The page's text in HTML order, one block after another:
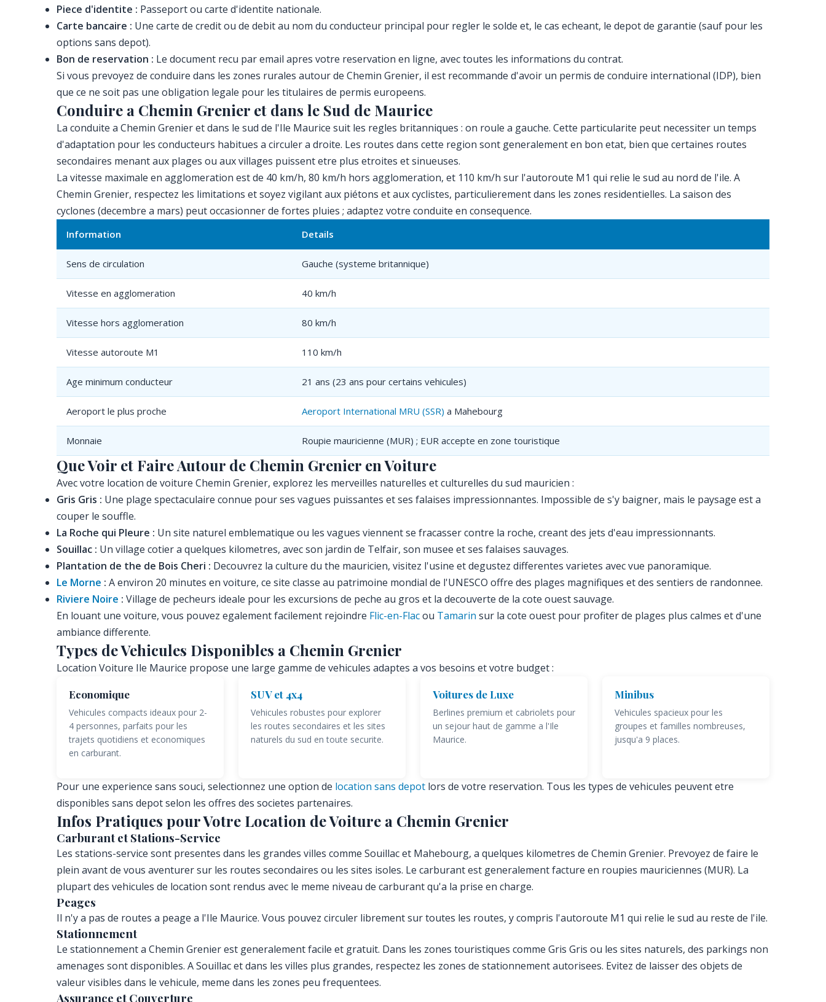
Piece d'identite : Passeport ou carte d'identite nationale.
Carte bancaire : Une carte de credit ou de debit au nom du conducteur principal pour regler le solde et, le cas echeant, le depot de garantie (sauf pour les
options sans depot).
Bon de reservation : Le document recu par email apres votre reservation en ligne, avec toutes les informations du contrat.
Si vous prevoyez de conduire dans les zones rurales autour de Chemin Grenier, il est recommande d'avoir un permis de conduire international (IDP), bien
que ce ne soit pas une obligation legale pour les titulaires de permis europeens.
Conduire a Chemin Grenier et dans le Sud de Maurice
La conduite a Chemin Grenier et dans le sud de l'Ile Maurice suit les regles britanniques : on roule a gauche. Cette particularite peut necessiter un temps
d'adaptation pour les conducteurs habitues a circuler a droite. Les routes dans cette region sont generalement en bon etat, bien que certaines routes
secondaires menant aux plages ou aux villages puissent etre plus etroites et sinueuses.
La vitesse maximale en agglomeration est de 40 km/h, 80 km/h hors agglomeration, et 110 km/h sur l'autoroute M1 qui relie le sud au nord de l'ile. A
Chemin Grenier, respectez les limitations et soyez vigilant aux piétons et aux cyclistes, particulierement dans les zones residentielles. La saison des
cyclones (decembre a mars) peut occasionner de fortes pluies ; adaptez votre conduite en consequence.
Information Details
Sens de circulation Gauche (systeme britannique)
Vitesse en agglomeration 40 km/h
Vitesse hors agglomeration 80 km/h
Vitesse autoroute M1 110 km/h
Age minimum conducteur 21 ans (23 ans pour certains vehicules)
Aeroport le plus proche Aeroport International MRU (SSR) a Mahebourg
Monnaie Roupie mauricienne (MUR) ; EUR accepte en zone touristique
Que Voir et Faire Autour de Chemin Grenier en Voiture
Avec votre location de voiture Chemin Grenier, explorez les merveilles naturelles et culturelles du sud mauricien :
Gris Gris : Une plage spectaculaire connue pour ses vagues puissantes et ses falaises impressionnantes. Impossible de s'y baigner, mais le paysage est a
couper le souffle.
La Roche qui Pleure : Un site naturel emblematique ou les vagues viennent se fracasser contre la roche, creant des jets d'eau impressionnants.
Souillac : Un village cotier a quelques kilometres, avec son jardin de Telfair, son musee et ses falaises sauvages.
Plantation de the de Bois Cheri : Decouvrez la culture du the mauricien, visitez l'usine et degustez differentes varietes avec vue panoramique.
Le Morne : A environ 20 minutes en voiture, ce site classe au patrimoine mondial de l'UNESCO offre des plages magnifiques et des sentiers de randonnee.
Riviere Noire : Village de pecheurs ideale pour les excursions de peche au gros et la decouverte de la cote ouest sauvage.
En louant une voiture, vous pouvez egalement facilement rejoindre Flic-en-Flacou Tamarin sur la cote ouest pour profiter de plages plus calmes et d'une
ambiance differente.
Types de Vehicules Disponibles a Chemin Grenier
Location Voiture Ile Maurice propose une large gamme de vehicules adaptes a vos besoins et votre budget :
Economique
Vehicules compacts ideaux pour 2-
4 personnes, parfaits pour les
trajets quotidiens et economiques
en carburant.
SUV et 4x4
Vehicules robustes pour explorer
les routes secondaires et les sites
naturels du sud en toute securite.
Voitures de Luxe
Berlines premium et cabriolets pour
un sejour haut de gamme a l'Ile
Maurice.
Minibus
Vehicules spacieux pour les
groupes et familles nombreuses,
jusqu'a 9 places.
Pour une experience sans souci, selectionnez une option de location sans depot lors de votre reservation. Tous les types de vehicules peuvent etre
disponibles sans depot selon les offres des societes partenaires.
Infos Pratiques pour Votre Location de Voiture a Chemin Grenier
Carburant et Stations-Service
Les stations-service sont presentes dans les grandes villes comme Souillac et Mahebourg, a quelques kilometres de Chemin Grenier. Prevoyez de faire le
plein avant de vous aventurer sur les routes secondaires ou les sites isoles. Le carburant est generalement facture en roupies mauriciennes (MUR). La
plupart des vehicules de location sont rendus avec le meme niveau de carburant qu'a la prise en charge.
Peages
Il n'y a pas de routes a peage a l'Ile Maurice. Vous pouvez circuler librement sur toutes les routes, y compris l'autoroute M1 qui relie le sud au reste de l'ile.
Stationnement
Le stationnement a Chemin Grenier est generalement facile et gratuit. Dans les zones touristiques comme Gris Gris ou les sites naturels, des parkings non
amenages sont disponibles. A Souillac et dans les villes plus grandes, respectez les zones de stationnement autorisees. Evitez de laisser des objets de
valeur visibles dans le vehicule, meme dans les zones peu frequentees.
Assurance et Couverture